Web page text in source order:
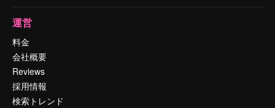
運営
料金
会社概要
Reviews
採用情報
検索トレンド